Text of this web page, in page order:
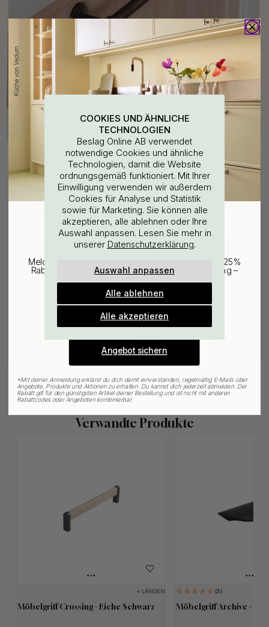
Kaufen Sie zusammen mit
127
Möbelgriffe & Möbelknöpfe
1
Möbelknopf T Crossing -
Schwarz/Schwarz
16 €
Auf Lager
Verwandte Produkte
+ LÄNGEN
Möbelgriff Crossing - Eiche/Schwarz
3
Möbelgriff Archive -
COOKIES UND ÄHNLICHE
TECHNOLOGIEN
Beslag Online AB verwendet
notwendige Cookies und ähnliche
Technologien, damit die Website
ordnungsgemäß funktioniert. Mit Ihrer
Einwilligung verwenden wir außerdem
Cookies für Analyse und Statistik
sowie für Marketing. Sie können alle
akzeptieren, alle ablehnen oder Ihre
Auswahl anpassen. Lesen Sie mehr in
unserer Datenschutzerklärung.
Auswahl anpassen
Alle ablehnen
Alle akzeptieren
WOULD YOU RATHER VISIT?
EU
CHANGE COUNTRY
25% Rabatt auf deinen
günstigsten Artikel
Melde dich für unseren Newsletter an und erhalte 25%
Rabatt auf den günstigsten Artikel deiner Bestellung –
plus Inspiration und exklusive Angebote.
Gültig bis zum 31. August
Angebot sichern
*Mit deiner Anmeldung erklärst du dich damit einverstanden, regelmäßig E-Mails über
Angebote, Produkte und Aktionen zu erhalten. Du kannst dich jederzeit abmelden. Der
Rabatt gilt für den günstigsten Artikel deiner Bestellung und ist nicht mit anderen
Rabattcodes oder Angeboten kombinierbar.